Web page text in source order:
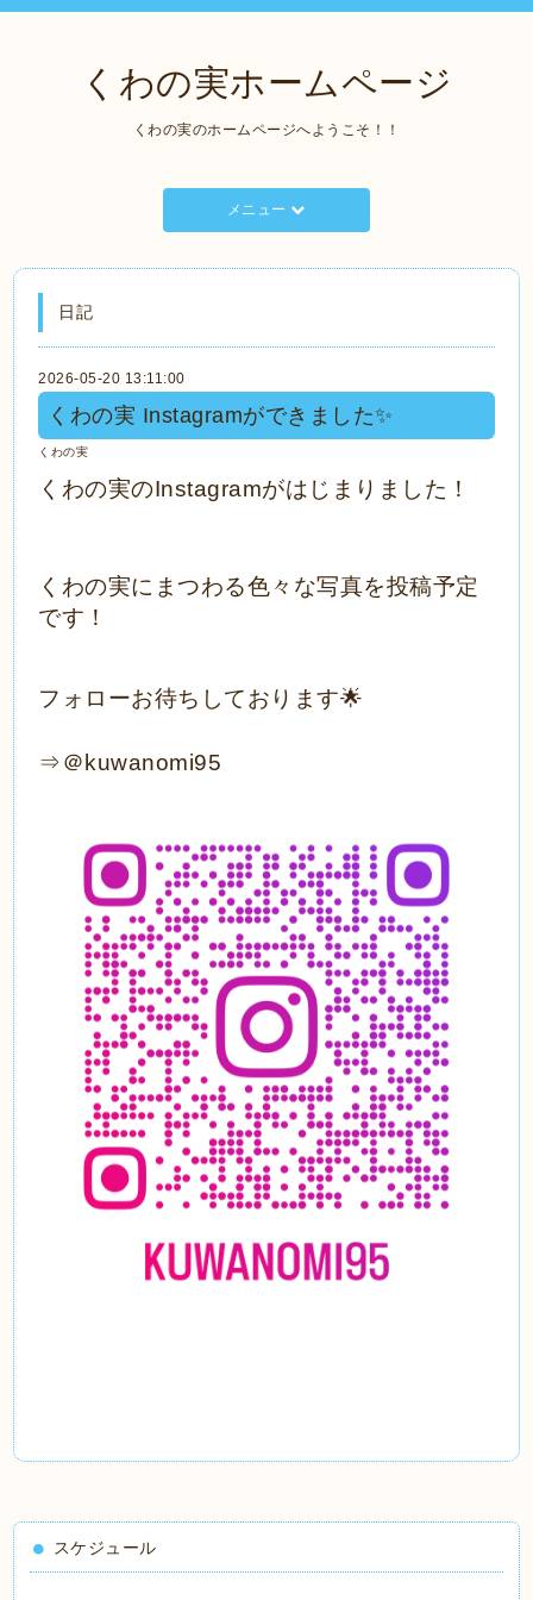
くわの実ホームページ
くわの実のホームページへようこそ！！
メニュー
日記
2026-05-20 13:11:00
くわの実 Instagramができました✨
くわの実
くわの実のInstagramがはじまりました！
くわの実にまつわる色々な写真を投稿予定
です！
フォローお待ちしております🌟
⇒＠kuwanomi95
スケジュール